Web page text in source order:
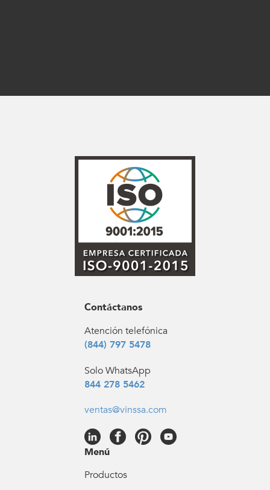
Contáctanos
Atención telefónica
(844) 797 5478
Solo WhatsApp
844 278 5462
ventas@vinssa.com
Menú
Productos